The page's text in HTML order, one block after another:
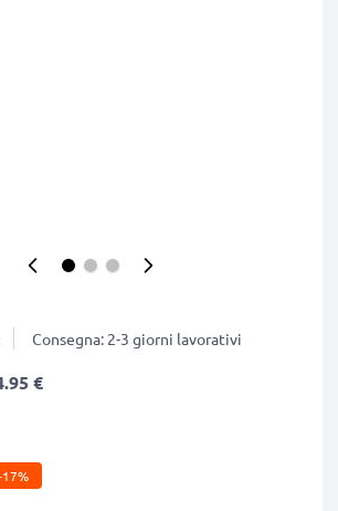
Consegna: 2-3 giorni lavorativi
€